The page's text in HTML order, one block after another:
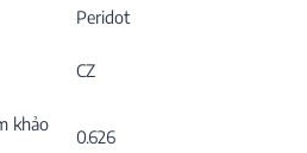
Peridot
CZ
khảo
0.626